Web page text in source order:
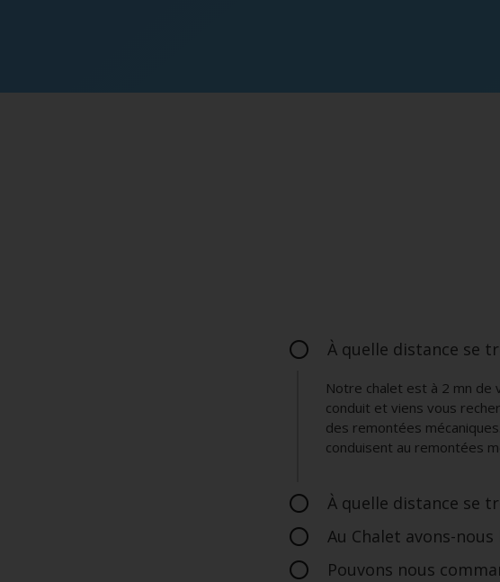
À quelle distance se
Notre chalet est à 2 mn de
conduit et viens vous
des remontées
conduisent au remontées
À quelle distance se
Au Chalet avons-
Pouvons nous